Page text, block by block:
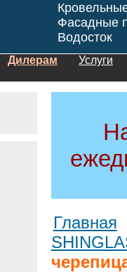
Фасадные
Водосток
Дилерам
Услуги
Главная